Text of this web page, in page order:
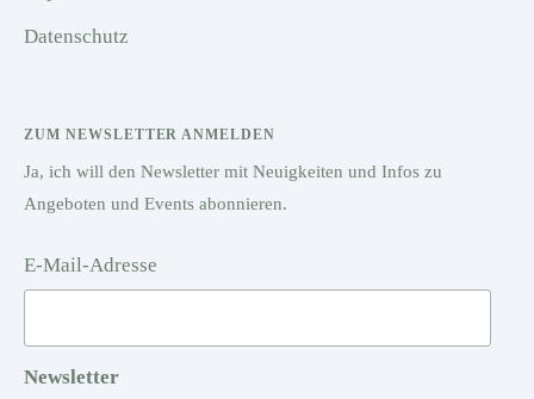
Datenschutz
ZUM NEWSLETTER ANMELDEN
Ja, ich will den Newsletter mit Neuigkeiten und Infos zu
Angeboten und Events abonnieren.
E-Mail-Adresse
Newsletter